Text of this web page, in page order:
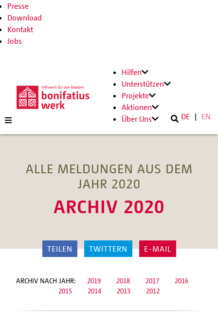
Presse
Download
Kontakt
Jobs
Hilfen
Unterstützen
Projekte
Aktionen
Über Uns
DE EN
ALLE MELDUNGEN AUS DEM
JAHR 2020
ARCHIV 2020
TEILEN TWITTERN E-MAIL
ARCHIV NACH JAHR: 2019 2018 2017
2016
2015
2014 2013 2012